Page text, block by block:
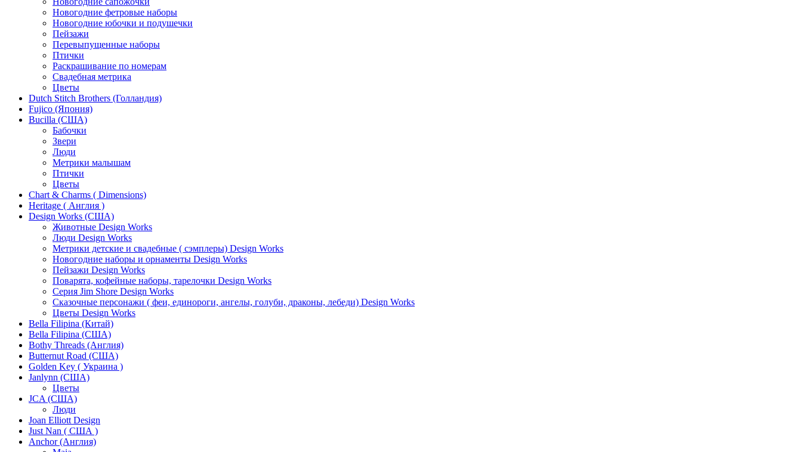
Новогодние фетровые наборы
Новогодние юбочки и подушечки
Пейзажи
Перевыпущенные наборы
Птички
Раскрашивание по номерам
Свадебная метрика
Цветы
Dutch Stitch Brothers (Голландия)
Fujico (Япония)
Bucilla (США)
Бабочки
Звери
Люди
Метрики малышам
Птички
Цветы
Chart & Charms ( Dimensions)
Heritage ( Англия )
Design Works (США)
Животные Design Works
Люди Design Works
Метрики детские и свадебные ( сэмплеры) Design Works
Новогодние наборы и орнаменты Design Works
Пейзажи Design Works
Поварята, кофейные наборы, тарелочки Design Works
Серия Jim Shore Design Works
Сказочные персонажи ( феи, единороги, ангелы, голуби, драконы, лебеди) Design Works
Цветы Design Works
Bella Filipina (Китай)
Bella Filipina (США)
Bothy Threads (Англия)
Butternut Road (США)
Golden Key ( Украина )
Janlynn (США)
Цветы
JCA (США)
Люди
Joan Elliott Design
Just Nan ( США )
Anchor (Англия)